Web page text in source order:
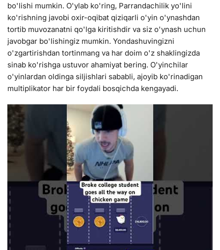
bo'lishi mumkin. O'ylab ko'ring, Parrandachilik yo'lini
ko'rishning javobi oxir-oqibat qiziqarli o'yin o'ynashdan
tortib muvozanatni qo'lga kiritishdir va siz o'ynash uchun
javobgar bo'lishingiz mumkin. Yondashuvingizni
o'zgartirishdan tortinmang va har doim o'z shaklingizda
sinab ko'rishga ustuvor ahamiyat bering. O'yinchilar
o'yinlardan oldinga siljishlari sababli, ajoyib ko'rinadigan
multiplikator har bir foydali bosqichda kengayadi.